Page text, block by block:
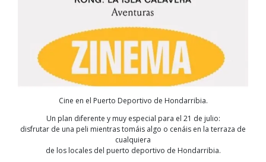
Cine en el Puerto Deportivo de Hondarribia.
Un plan diferente y muy especial para el 21 de julio:
disfrutar de una peli mientras tomáis algo o cenáis en la terraza de
cualquiera
de los locales del puerto deportivo de Hondarribia.